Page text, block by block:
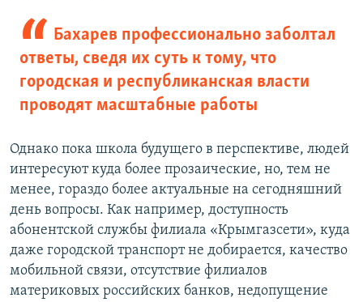
Бахарев профессионально заболтал
ответы, сведя их суть к тому, что
городская и республиканская власти
проводят масштабные работы
Однако пока школа будущего в перспективе, людей
интересуют куда более прозаические, но, тем не
менее, гораздо более актуальные на сегодняшний
день вопросы. Как например, доступность
абонентской службы филиала «Крымгазсети», куда
даже городской транспорт не добирается, качество
мобильной связи, отсутствие филиалов
материковых российских банков, недопущение